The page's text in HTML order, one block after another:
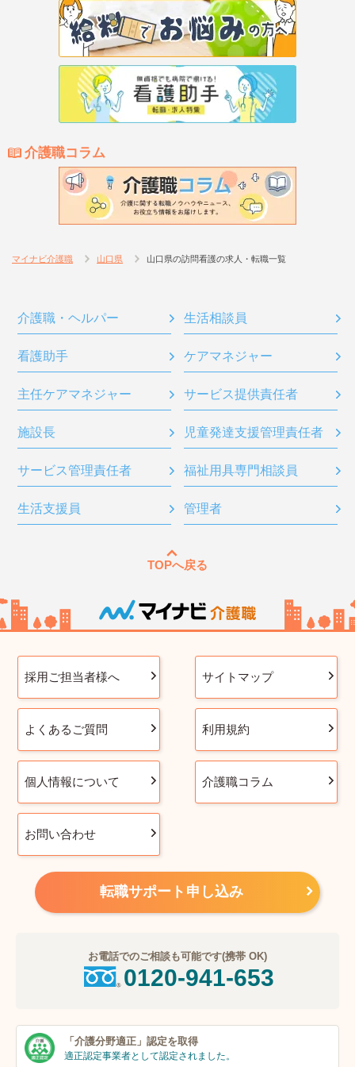
介護職コラム
マイナビ介護職 山口県 山口県の訪問看護の求人・転職一覧
介護職・ヘルパー 生活相談員
看護助手 ケアマネジャー
主任ケアマネジャー サービス提供責任者
施設長 児童発達支援管理責任者
サービス管理責任者 福祉用具専門相談員
生活支援員 管理者
TOPへ戻る
採用ご担当者様へ サイトマップ
よくあるご質問 利用規約
個人情報について 介護職コラム
お問い合わせ
転職サポート申し込み
お電話でのご相談も可能です(携帯 OK)
0120-941-653
「介護分野適正」 認定を取得
適正認定事業者として認定されました。